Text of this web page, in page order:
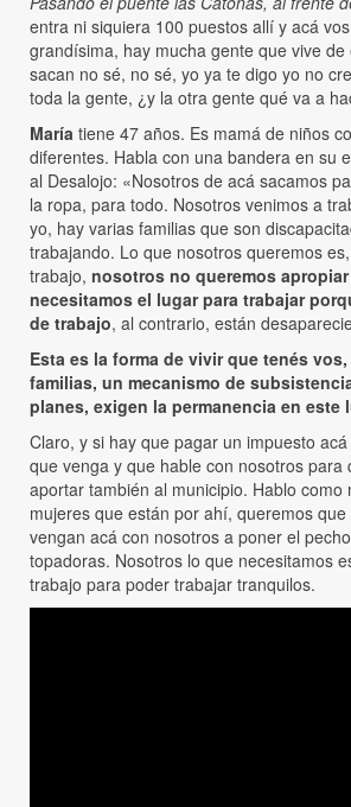
entra ni siquiera 100 puestos allí y acá
grandísima, hay mucha gente que vive
sacan no sé, no sé, yo ya te digo yo no
toda la gente, ¿y la otra gente qué va a
María tiene 47 años. Es mamá de niños
diferentes. Habla con una bandera en su
al Desalojo: «Nosotros de acá sacamos
la ropa, para todo. Nosotros venimos a
yo, hay varias familias que son
trabajando. Lo que nosotros queremos
trabajo, nosotros no queremos
necesitamos el lugar para trabajar
de trabajo, al contrario, están
Esta es la forma de vivir que tenés
familias, un mecanismo de
planes, exigen la permanencia en este
Claro, y si hay que pagar un impuesto
que venga y que hable con nosotros para
aportar también al municipio. Hablo como
mujeres que están por ahí, queremos
vengan acá con nosotros a poner el
topadoras. Nosotros lo que necesitamos
trabajo para poder trabajar tranquilos.